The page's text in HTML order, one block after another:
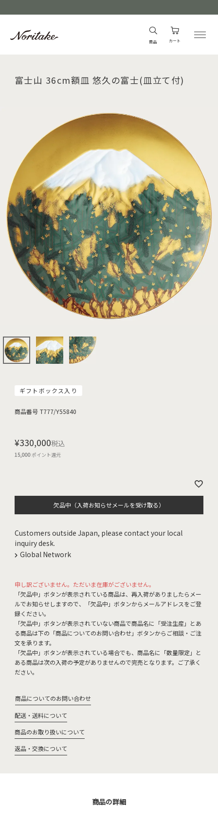
商品 カート
富士山 36cm額皿 悠久の富士(皿立て付)
ギフトボックス入り
商品番号 T777/Y55840
¥330,000税込
15,000ポイント還元
欠品中（入荷お知らせメールを受け取る）
Customers outside Japan, please contact your local
inquiry desk.
Global Network
申し訳ございません。ただいま在庫がございません。
「欠品中」ボタンが表示されている商品は、再入荷がありましたらメー
ルでお知らせしますので、「欠品中」ボタンからメールアドレスをご登
録ください。
「欠品中」ボタンが表示されていない商品で商品名に「受注生産」とあ
る商品は下の「商品についてのお問い合わせ」ボタンからご相談・ご注
文を承ります。
「欠品中」ボタンが表示されている場合でも、商品名に「数量限定」と
ある商品は次の入荷の予定がありませんので完売となります。ご了承く
ださい。
商品についてのお問い合わせ
配送・送料について
商品のお取り扱いについて
返品・交換について
商品の詳細